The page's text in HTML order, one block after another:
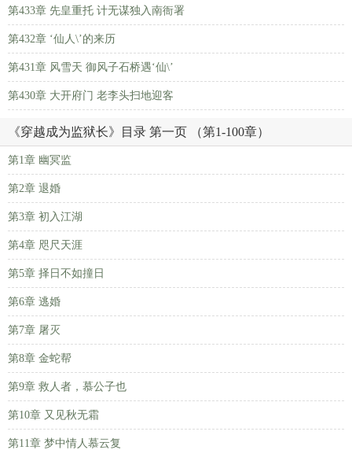
第433章 先皇重托 计无谋独入南衙署
第432章 ‘仙人\’的来历
第431章 风雪天 御风子石桥遇‘仙\’
第430章 大开府门 老李头扫地迎客
《穿越成为监狱长》目录 第一页 （第1-100章）
第1章 幽冥监
第2章 退婚
第3章 初入江湖
第4章 咫尺天涯
第5章 择日不如撞日
第6章 逃婚
第7章 屠灭
第8章 金蛇帮
第9章 救人者，慕公子也
第10章 又见秋无霜
第11章 梦中情人慕云复